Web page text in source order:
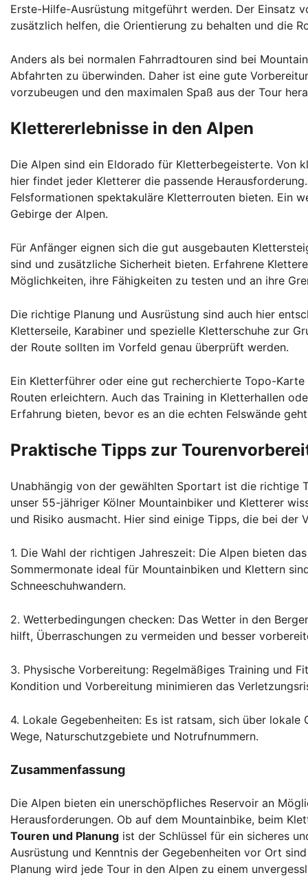
Erste-Hilfe-Ausrüstung mitgeführt werden. Der Einsatz
zusätzlich helfen, die Orientierung zu behalten und die
Anders als bei normalen Fahrradtouren sind bei
Abfahrten zu überwinden. Daher ist eine gute
vorzubeugen und den maximalen Spaß aus der Tour
Klettererlebnisse in den Alpen
Die Alpen sind ein Eldorado für Kletterbegeisterte. Von
hier findet jeder Kletterer die passende
Felsformationen spektakuläre Kletterrouten bieten. Ein
Gebirge der Alpen.
Für Anfänger eignen sich die gut ausgebauten
sind und zusätzliche Sicherheit bieten. Erfahrene
Möglichkeiten, ihre Fähigkeiten zu testen und an ihre
Die richtige Planung und Ausrüstung sind auch hier
Kletterseile, Karabiner und spezielle Kletterschuhe zur
der Route sollten im Vorfeld genau überprüft werden.
Ein Kletterführer oder eine gut recherchierte Topo-
Routen erleichtern. Auch das Training in Kletterhallen
Erfahrung bieten, bevor es an die echten Felswände
Praktische Tipps zur
Unabhängig von der gewählten Sportart ist die richtige
unser 55-jähriger Kölner Mountainbiker und Kletterer
und Risiko ausmacht. Hier sind einige Tipps, die bei der
1. Die Wahl der richtigen Jahreszeit: Die Alpen bieten
Sommermonate ideal für Mountainbiken und Klettern
Schneeschuhwandern.
2. Wetterbedingungen checken: Das Wetter in den
hilft, Überraschungen zu vermeiden und besser
3. Physische Vorbereitung: Regelmäßiges Training und
Kondition und Vorbereitung minimieren das
4. Lokale Gegebenheiten: Es ist ratsam, sich über
Wege, Naturschutzgebiete und Notrufnummern.
Zusammenfassung
Die Alpen bieten ein unerschöpfliches Reservoir an
Herausforderungen. Ob auf dem Mountainbike, beim
Touren und Planung ist der Schlüssel für ein sicheres
Ausrüstung und Kenntnis der Gegebenheiten vor Ort
Planung wird jede Tour in den Alpen zu einem